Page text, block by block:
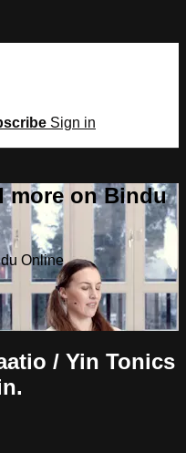
Sign in
more on Bindu
Online
/ Yin Tonics